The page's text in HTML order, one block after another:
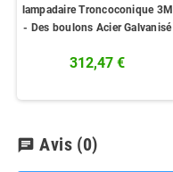
lampadaire Troncoconique 3M
- Des boulons Acier Galvanisé
312,47 €
chat Avis (0)